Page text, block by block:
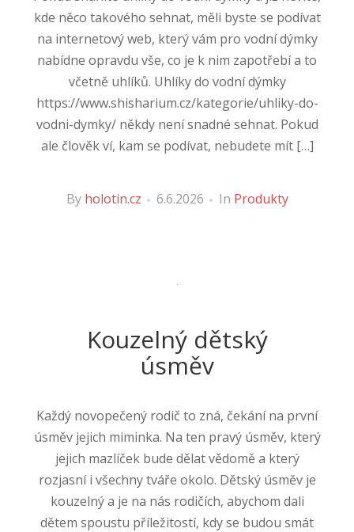
kde něco takového sehnat, měli byste se podívat
na internetový web, který vám pro vodní dýmky
nabídne opravdu vše, co je k nim zapotřebí a to
včetně uhlíků. Uhlíky do vodní dýmky
https://www.shisharium.cz/kategorie/uhliky-do-
vodni-dymky/ někdy není snadné sehnat. Pokud
ale člověk ví, kam se podívat, nebudete mít […]
By holotin.cz 6.6.2026 In Produkty
Kouzelný dětský
úsměv
Každý novopečený rodič to zná, čekání na první
úsměv jejich miminka. Na ten pravý úsměv, který
jejich mazlíček bude dělat vědomě a který
rozjasní i všechny tváře okolo. Dětský úsměv je
kouzelný a je na nás rodičích, abychom dali
dětem spoustu příležitostí, kdy se budou smát